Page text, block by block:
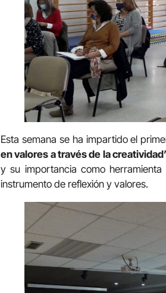
Esta semana se ha impartido el
en valores a través de la
y su importancia como
instrumento de reflexión y valores.